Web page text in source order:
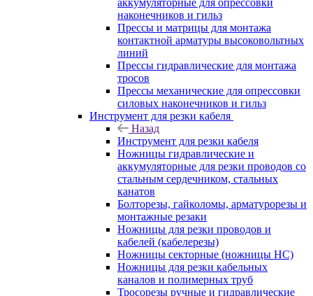
аккумуляторные для опрессовки
наконечников и гильз
Прессы и матрицы для монтажа
контактной арматуры высоковольтных
линий
Прессы гидравлические для монтажа
тросов
Прессы механические для опрессовки
силовых наконечников и гильз
Инструмент для резки кабеля
Назад
Инструмент для резки кабеля
Ножницы гидравлические и
аккумуляторные для резки проводов со
стальным сердечником, стальных
канатов
Болторезы, гайколомы, арматурорезы и
монтажные резаки
Ножницы для резки проводов и
кабелей (кабелерезы)
Ножницы секторные (ножницы НС)
Ножницы для резки кабельных
каналов и полимерных труб
Тросорезы ручные и гидравлические